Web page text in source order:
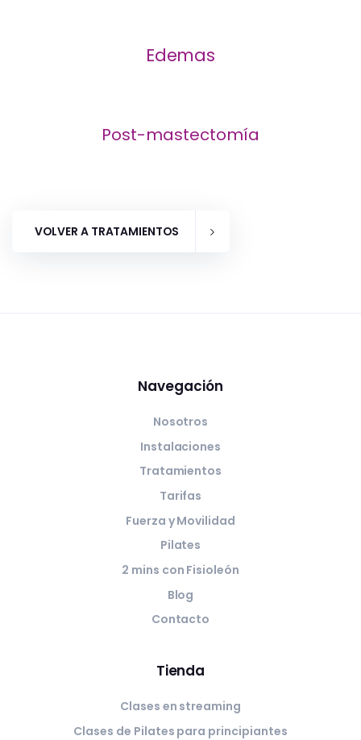
Edemas
Post-mastectomía
VOLVER A TRATAMIENTOS
Navegación
Nosotros
Instalaciones
Tratamientos
Tarifas
Fuerza y Movilidad
Pilates
2 mins con Fisioleón
Blog
Contacto
Tienda
Clases en streaming
Clases de Pilates para principiantes